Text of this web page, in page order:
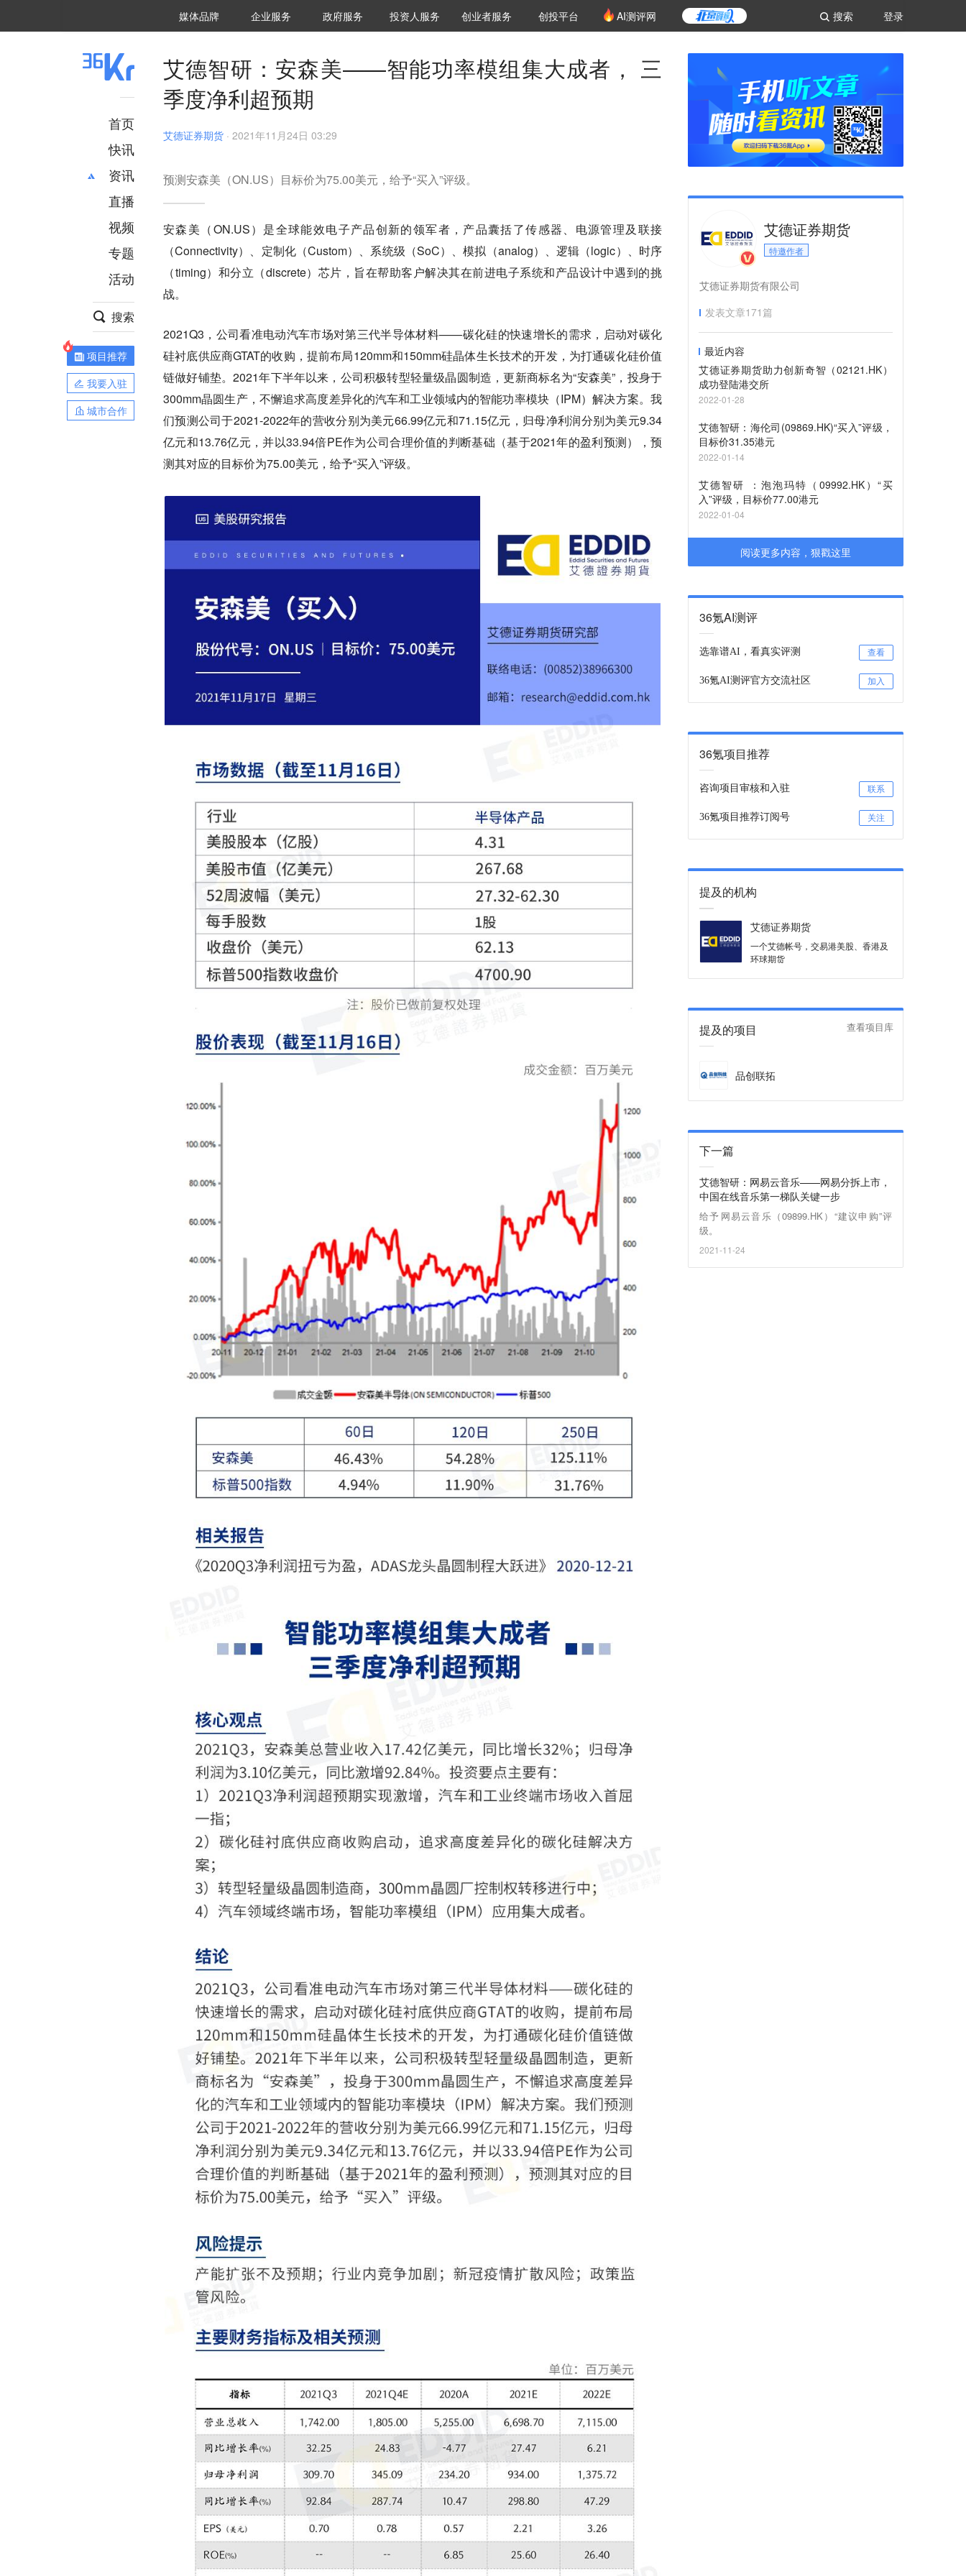
登录
搜索
媒体品牌 36Kr研究院
企业服务 城市之窗
政府服务 VClub投资机构库
投资机构职位推介
投资人服务 创投氪堂
创业者服务 创投平台 AI测评网
首页
快讯
资讯
推荐
财经
项目推荐
安徽
直播
视频
专题
活动
搜索
项目推荐
我要入驻
城市合作
艾德智研：安森美——智能功率模组集大成者， 三
季度净利超预期
艾德证券期货 · 2021年11月24日 03:29
预测安森美（ON.US）目标价为75.00美元，给予“买入”评级。
安森美（ON.US）是全球能效电子产品创新的领军者，产品囊括了传感器、电源管理及联接
（Connectivity）、定制化（Custom）、系统级（SoC）、模拟（analog）、逻辑（logic）、时序
（timing）和分立（discrete）芯片，旨在帮助客户解决其在前进电子系统和产品设计中遇到的挑
战。
2021Q3，公司看准电动汽车市场对第三代半导体材料——碳化硅的快速增长的需求，启动对碳化
硅衬底供应商GTAT的收购，提前布局120mm和150mm硅晶体生长技术的开发，为打通碳化硅价值
链做好铺垫。2021年下半年以来，公司积极转型轻量级晶圆制造，更新商标名为“安森美”，投身于
300mm晶圆生产，不懈追求高度差异化的汽车和工业领域内的智能功率模块（IPM）解决方案。我
们预测公司于2021-2022年的营收分别为美元66.99亿元和71.15亿元，归母净利润分别为美元9.34
亿元和13.76亿元，并以33.94倍PE作为公司合理价值的判断基础（基于2021年的盈利预测），预
测其对应的目标价为75.00美元，给予“买入”评级。
艾德证券期货
特邀作者
艾德证券期货有限公司
发表文章171篇
最近内容
艾德证券期货助力创新奇智（02121.HK）
成功登陆港交所
2022-01-28
艾德智研：海伦司(09869.HK)“买入”评级，
目标价31.35港元
2022-01-14
艾德智研 ：泡泡玛特（09992.HK）“买
入”评级，目标价77.00港元
2022-01-04
阅读更多内容，狠戳这里
36氪AI测评
选靠谱AI，看真实评测 查看
36氪AI测评官方交流社区 加入
36氪项目推荐
咨询项目审核和入驻 联系
36氪项目推荐订阅号 关注
提及的机构
艾德证券期货
一个艾德帐号，交易港美股、香港及
环球期货
提及的项目 查看项目库
品创联拓
下一篇
艾德智研：网易云音乐——网易分拆上市，
中国在线音乐第一梯队关键一步
给予​网易云音乐（09899.HK）“建议申购”评
级。
2021-11-24